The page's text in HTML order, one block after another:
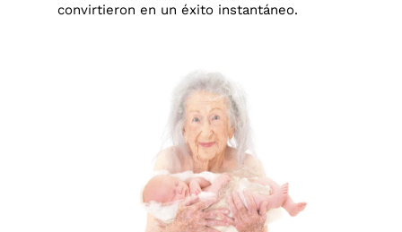
convirtieron en un éxito instantáneo.